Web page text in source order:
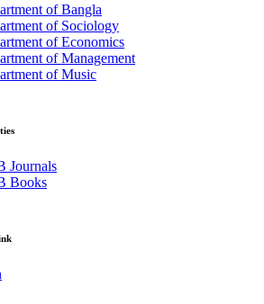
of Bangla
of Sociology
of Economics
of Management
of Music
Journals
Books